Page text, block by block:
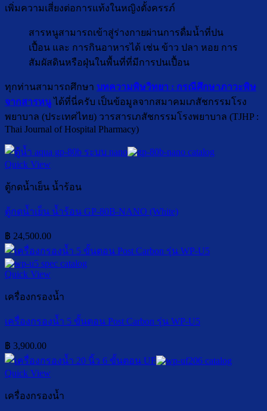
เพิ่มความเสี่ยงต่อการแท้งในหญิงตั้งครรภ์
สารหนูสามารถเข้าสู่ร่างกายผ่านการดื่มน้ำที่ปน
เปื้อน และ การกินอาหารได้ เช่น ข้าว ปลา หอย การ
สัมผัสดินหรือฝุ่นในพื้นที่ที่มีการปนเปื้อน
ทุกท่านสามารถศึกษา บทความพิษวิทยา : กรณีศึกษาภาวะพิษ
จากสารหนูได้ที่นี่ครับ เป็นข้อมูลจากสมาคมเภสัชกรรมโรง
พยาบาล (ประเทศไทย) วารสารเภสัชกรรมโรงพยาบาล (TJHP :
Thai Journal of Hospital Pharmacy)
Quick View
ตู้กดน้ำเย็น น้ำร้อน
ตู้กดน้ำเย็น น้ำร้อน GP-80B-NANO (White)
฿ 24,500.00
Quick View
เครื่องกรองน้ำ
เครื่องกรองน้ำ 5 ขั้นตอน Post Carbon รุ่น WP-U5
฿ 3,900.00
Quick View
เครื่องกรองน้ำ